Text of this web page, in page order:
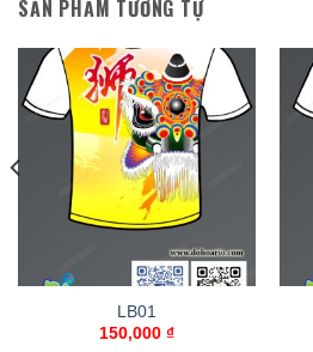
SẢN PHẨM TƯƠNG TỰ
LB01
150,000 ₫